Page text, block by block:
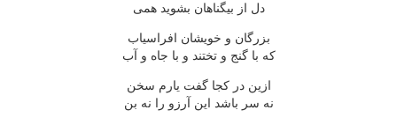
دل از بیگناهان بشوید همی
بزرگان و خویشان افراسیاب
که با گنج و تختند و با جاه و آب
ازین در کجا گفت یارم سخن
نه سر باشد این آرزو را نه بن